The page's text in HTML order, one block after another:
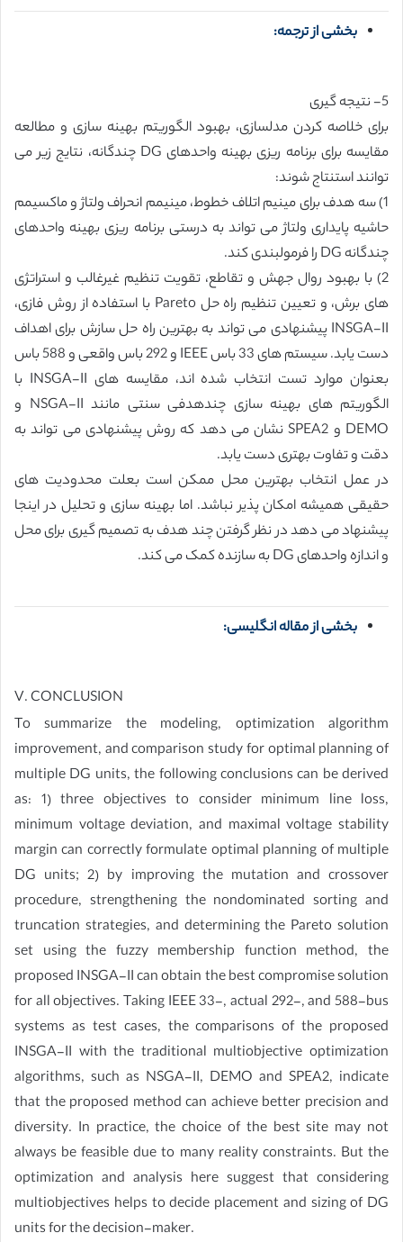
بخشی از ترجمه:
5- نتیجه گیری
برای خلاصه کردن مدلسازی، بهبود الگوریتم بهینه سازی و مطالعه
مقایسه برای برنامه ریزی بهینه واحدهای DG چندگانه، نتایج زیر می
توانند استنتاج شوند:
1) سه هدف برای مینیم اتلاف خطوط، مینیمم انحراف ولتاژ و ماکسیمم
حاشیه پایداری ولتاژ می تواند به درستی برنامه ریزی بهینه واحدهای
چندگانه DG را فرمولبندی کند.
2) با بهبود روال جهش و تقاطع، تقویت تنظیم غیرغالب و استراتژی
های برش، و تعیین تنظیم راه حل Pareto با استفاده از روش فازی،
INSGA-II پیشنهادی می تواند به بهترین راه حل سازش برای اهداف
دست یابد. سیستم های 33 باس IEEE و 292 باس واقعی و 588 باس
بعنوان موارد تست انتخاب شده اند، مقایسه های INSGA-II با
الگوریتم های بهینه سازی چندهدفی سنتی مانند NSGA-II و
DEMO و SPEA2 نشان می دهد که روش پیشنهادی می تواند به
دقت و تفاوت بهتری دست یابد.
در عمل انتخاب بهترین محل ممکن است بعلت محدودیت های
حقیقی همیشه امکان پذیر نباشد. اما بهینه سازی و تحلیل در اینجا
پیشنهاد می دهد در نظر گرفتن چند هدف به تصمیم گیری برای محل
و اندازه واحدهای DG به سازنده کمک می کند.
بخشی از مقاله انگلیسی:
V. CONCLUSION
To summarize the modeling, optimization algorithm
improvement, and comparison study for optimal planning of
multiple DG units, the following conclusions can be derived
as: 1) three objectives to consider minimum line loss,
minimum voltage deviation, and maximal voltage stability
margin can correctly formulate optimal planning of multiple
DG units; 2) by improving the mutation and crossover
procedure, strengthening the nondominated sorting and
truncation strategies, and determining the Pareto solution
set using the fuzzy membership function method, the
proposed INSGA-II can obtain the best compromise solution
for all objectives. Taking IEEE 33-, actual 292-, and 588-bus
systems as test cases, the comparisons of the proposed
INSGA-II with the traditional multiobjective optimization
algorithms, such as NSGA-II, DEMO and SPEA2, indicate
that the proposed method can achieve better precision and
diversity. In practice, the choice of the best site may not
always be feasible due to many reality constraints. But the
optimization and analysis here suggest that considering
multiobjectives helps to decide placement and sizing of DG
units for the decision-maker.